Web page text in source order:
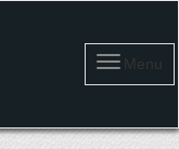
Menu